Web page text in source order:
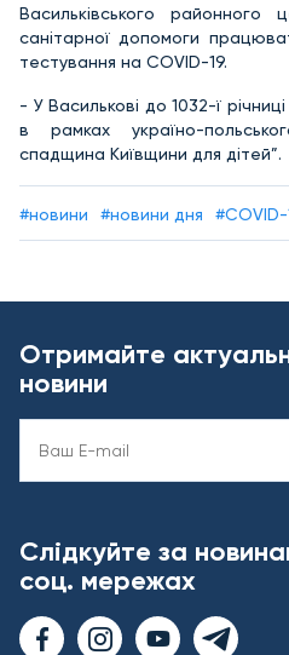
Васильківського районного
санітарної допомоги
тестування на COVID-19.
- У Василькові до 1032-ї
в рамках україно-
спадщина Київщини для дітей”.
#новини #новини дня #COVID-
Отримайте
новини
Слідкуйте за
соц. мережах